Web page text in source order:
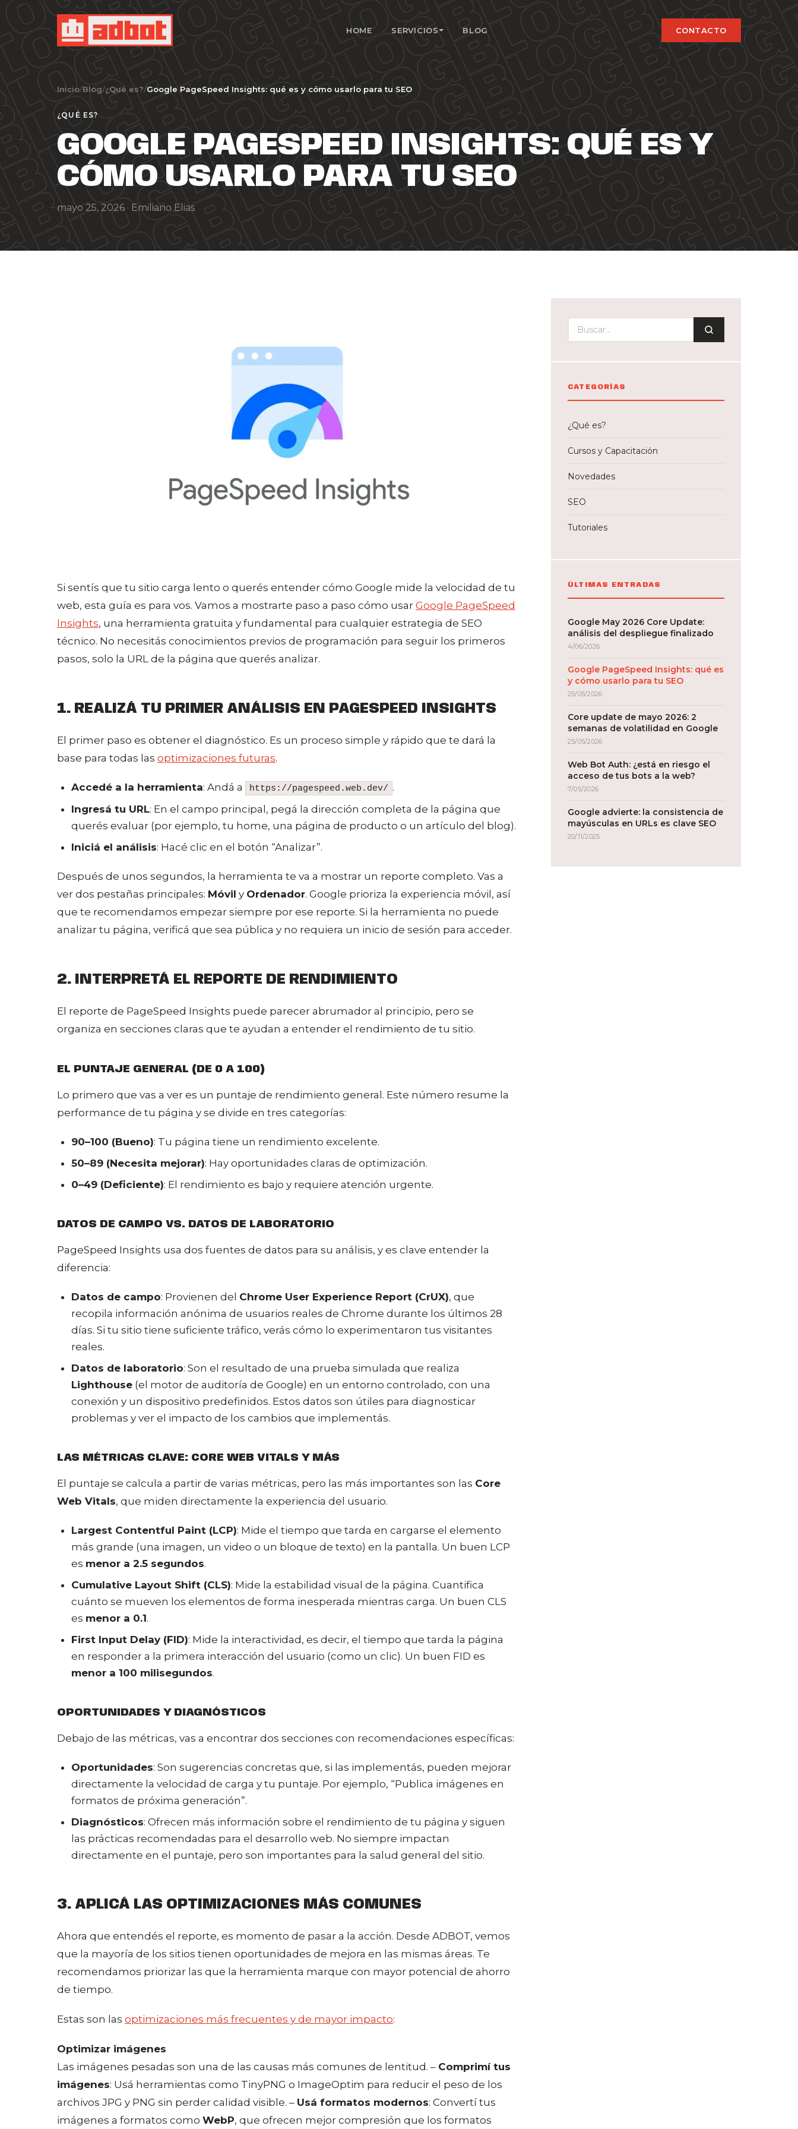
HOME SERVICIOS BLOG CONTACTO
Inicio/Blog/¿Qué es?/Google PageSpeed Insights: qué es y cómo usarlo para tu SEO
¿QUÉ ES?
GOOGLE PAGESPEED INSIGHTS: QUÉ ES Y
CÓMO USARLO PARA TU SEO
mayo 25, 2026 · Emiliano Elias
Si sentís que tu sitio carga lento o querés entender cómo Google mide la velocidad de tu
web, esta guía es para vos. Vamos a mostrarte paso a paso cómo usar Google PageSpeed
Insights, una herramienta gratuita y fundamental para cualquier estrategia de SEO
técnico. No necesitás conocimientos previos de programación para seguir los primeros
pasos, solo la URL de la página que querés analizar.
1. REALIZÁ TU PRIMER ANÁLISIS EN PAGESPEED INSIGHTS
El primer paso es obtener el diagnóstico. Es un proceso simple y rápido que te dará la
base para todas las optimizaciones futuras.
Accedé a la herramienta: Andá a https://pagespeed.web.dev/ .
Ingresá tu URL: En el campo principal, pegá la dirección completa de la página que
querés evaluar (por ejemplo, tu home, una página de producto o un artículo del blog).
Iniciá el análisis: Hacé clic en el botón “Analizar”.
Después de unos segundos, la herramienta te va a mostrar un reporte completo. Vas a
ver dos pestañas principales: Móvil y Ordenador. Google prioriza la experiencia móvil, así
que te recomendamos empezar siempre por ese reporte. Si la herramienta no puede
analizar tu página, verificá que sea pública y no requiera un inicio de sesión para acceder.
2. INTERPRETÁ EL REPORTE DE RENDIMIENTO
El reporte de PageSpeed Insights puede parecer abrumador al principio, pero se
organiza en secciones claras que te ayudan a entender el rendimiento de tu sitio.
EL PUNTAJE GENERAL (DE 0 A 100)
Lo primero que vas a ver es un puntaje de rendimiento general. Este número resume la
performance de tu página y se divide en tres categorías:
90–100 (Bueno): Tu página tiene un rendimiento excelente.
50–89 (Necesita mejorar): Hay oportunidades claras de optimización.
0–49 (Deficiente): El rendimiento es bajo y requiere atención urgente.
DATOS DE CAMPO VS. DATOS DE LABORATORIO
PageSpeed Insights usa dos fuentes de datos para su análisis, y es clave entender la
diferencia:
Datos de campo: Provienen del Chrome User Experience Report (CrUX), que
recopila información anónima de usuarios reales de Chrome durante los últimos 28
días. Si tu sitio tiene suficiente tráfico, verás cómo lo experimentaron tus visitantes
reales.
Datos de laboratorio: Son el resultado de una prueba simulada que realiza
Lighthouse (el motor de auditoría de Google) en un entorno controlado, con una
conexión y un dispositivo predefinidos. Estos datos son útiles para diagnosticar
problemas y ver el impacto de los cambios que implementás.
LAS MÉTRICAS CLAVE: CORE WEB VITALS Y MÁS
El puntaje se calcula a partir de varias métricas, pero las más importantes son las Core
Web Vitals, que miden directamente la experiencia del usuario.
Largest Contentful Paint (LCP): Mide el tiempo que tarda en cargarse el elemento
más grande (una imagen, un video o un bloque de texto) en la pantalla. Un buen LCP
es menor a 2.5 segundos.
Cumulative Layout Shift (CLS): Mide la estabilidad visual de la página. Cuantifica
cuánto se mueven los elementos de forma inesperada mientras carga. Un buen CLS
es menor a 0.1.
First Input Delay (FID): Mide la interactividad, es decir, el tiempo que tarda la página
en responder a la primera interacción del usuario (como un clic). Un buen FID es
menor a 100 milisegundos.
OPORTUNIDADES Y DIAGNÓSTICOS
Debajo de las métricas, vas a encontrar dos secciones con recomendaciones específicas:
Oportunidades: Son sugerencias concretas que, si las implementás, pueden mejorar
directamente la velocidad de carga y tu puntaje. Por ejemplo, “Publica imágenes en
formatos de próxima generación”.
Diagnósticos: Ofrecen más información sobre el rendimiento de tu página y siguen
las prácticas recomendadas para el desarrollo web. No siempre impactan
directamente en el puntaje, pero son importantes para la salud general del sitio.
3. APLICÁ LAS OPTIMIZACIONES MÁS COMUNES
Ahora que entendés el reporte, es momento de pasar a la acción. Desde ADBOT, vemos
que la mayoría de los sitios tienen oportunidades de mejora en las mismas áreas. Te
recomendamos priorizar las que la herramienta marque con mayor potencial de ahorro
de tiempo.
Estas son las optimizaciones más frecuentes y de mayor impacto:
Optimizar imágenes
Las imágenes pesadas son una de las causas más comunes de lentitud. – Comprimí tus
imágenes: Usá herramientas como TinyPNG o ImageOptim para reducir el peso de los
archivos JPG y PNG sin perder calidad visible. – Usá formatos modernos: Convertí tus
imágenes a formatos como WebP, que ofrecen mejor compresión que los formatos
CATEGORÍAS
¿Qué es?
Cursos y Capacitación
Novedades
SEO
Tutoriales
ÚLTIMAS ENTRADAS
Google May 2026 Core Update:
análisis del despliegue finalizado
4/06/2026
Google PageSpeed Insights: qué es
y cómo usarlo para tu SEO
25/05/2026
Core update de mayo 2026: 2
semanas de volatilidad en Google
25/05/2026
Web Bot Auth: ¿está en riesgo el
acceso de tus bots a la web?
7/05/2026
Google advierte: la consistencia de
mayúsculas en URLs es clave SEO
20/11/2025